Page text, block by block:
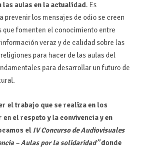
aulas en la actualidad. Es
prevenir los mensajes de odio se creen
que fomenten el conocimiento entre
veraz y de calidad sobre las
para hacer de las aulas del
para desarrollar un futuro de
el trabajo que se realiza en los
el respeto y la convivencia y en
el IV Concurso de Audiovisuales
– Aulas por la solidaridad”donde